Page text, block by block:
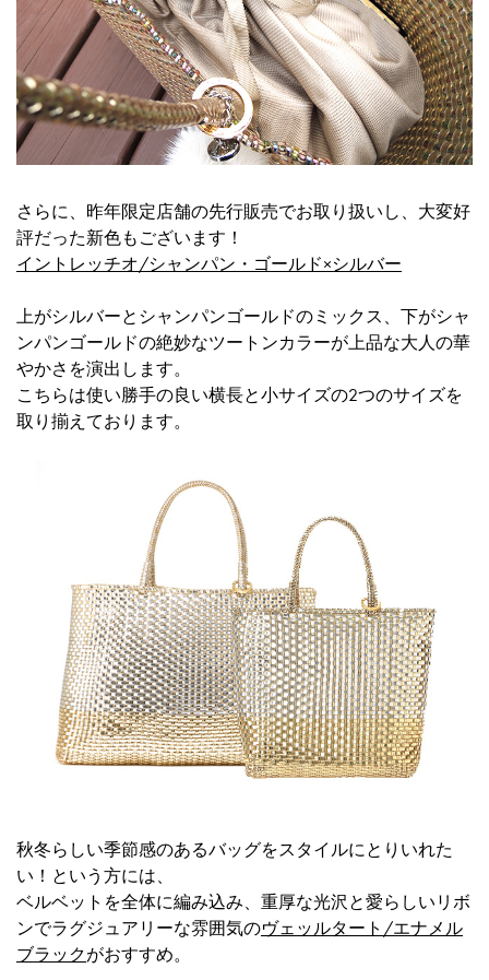
さらに、昨年限定店舗の先行販売でお取り扱いし、大変好
評だった新色もございます！
イントレッチオ/シャンパン・ゴールド×シルバー
上がシルバーとシャンパンゴールドのミックス、下がシャ
ンパンゴールドの絶妙なツートンカラーが上品な大人の華
やかさを演出します。
こちらは使い勝手の良い横長と小サイズの2つのサイズを
取り揃えております。
秋冬らしい季節感のあるバッグをスタイルにとりいれた
い！という方には、
ベルベットを全体に編み込み、重厚な光沢と愛らしいリボ
ンでラグジュアリーな雰囲気のヴェッルタート/エナメル
ブラックがおすすめ。